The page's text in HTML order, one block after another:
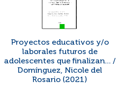
Proyectos educativos y/o
laborales futuros de
adolescentes que finalizan... /
Domínguez, Nicole del
Rosario (2021)